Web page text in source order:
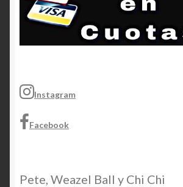
Instagram
Facebook
Pete, Weazel Ball y Chi Chi